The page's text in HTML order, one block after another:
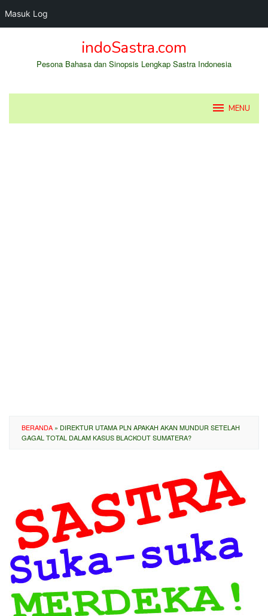
Masuk Log
indoSastra.com
Pesona Bahasa dan Sinopsis Lengkap Sastra Indonesia
MENU
BERANDA » DIREKTUR UTAMA PLN APAKAH AKAN MUNDUR SETELAH
GAGAL TOTAL DALAM KASUS BLACKOUT SUMATERA?